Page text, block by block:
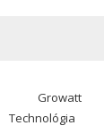
Growatt
Technológia